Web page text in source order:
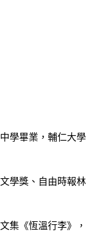
學畢業，輔仁大
學獎、自由時報
集《恆溫行李》